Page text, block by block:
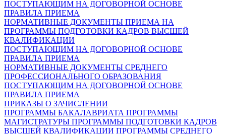
ПОСТУПАЮЩИМ НА ДОГОВОРНОЙ ОСНОВЕ
ПРАВИЛА ПРИЕМА
НОРМАТИВНЫЕ ДОКУМЕНТЫ ПРИЕМА НА
ПРОГРАММЫ ПОДГОТОВКИ КАДРОВ ВЫСШЕЙ
КВАЛИФИКАЦИИ
ПОСТУПАЮЩИМ НА ДОГОВОРНОЙ ОСНОВЕ
ПРАВИЛА ПРИЕМА
НОРМАТИВНЫЕ ДОКУМЕНТЫ СРЕДНЕГО
ПРОФЕССИОНАЛЬНОГО ОБРАЗОВАНИЯ
ПОСТУПАЮЩИМ НА ДОГОВОРНОЙ ОСНОВЕ
ПРАВИЛА ПРИЕМА
ПРИКАЗЫ О ЗАЧИСЛЕНИИ
ПРОГРАММЫ БАКАЛАВРИАТА ПРОГРАММЫ
МАГИСТРАТУРЫ ПРОГРАММЫ ПОДГОТОВКИ КАДРОВ
ВЫСШЕЙ КВАЛИФИКАЦИИ ПРОГРАММЫ СРЕДНЕГО